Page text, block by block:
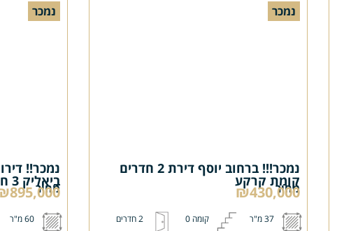
נמכר
נמכר!!! ברחוב יוסף דירת 2 חדרים
קומת קרקע
מחיר
₪430,000
37 מ"ר קומה 0 2 חדרים
נמכר
נמכר!!
ביאליק 3 חדרים רחוב קק"ל
מחיר
60 מ"ר